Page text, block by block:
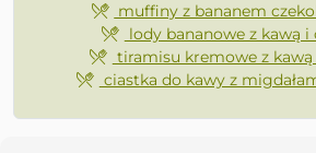
muffiny z bananem
lody bananowe z kawą i
tiramisu kremowe z kawą
ciastka do kawy z